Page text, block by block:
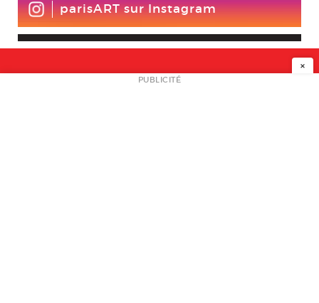
parisART sur Instagram
NEWSLETTER
×
PUBLICITÉ